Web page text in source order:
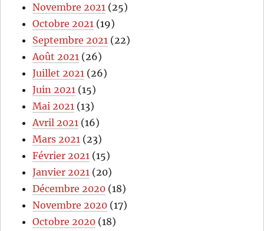
Novembre 2021 (25)
Octobre 2021 (19)
Septembre 2021 (22)
Août 2021 (26)
Juillet 2021 (26)
Juin 2021 (15)
Mai 2021 (13)
Avril 2021 (16)
Mars 2021 (23)
Février 2021 (15)
Janvier 2021 (20)
Décembre 2020 (18)
Novembre 2020 (17)
Octobre 2020 (18)